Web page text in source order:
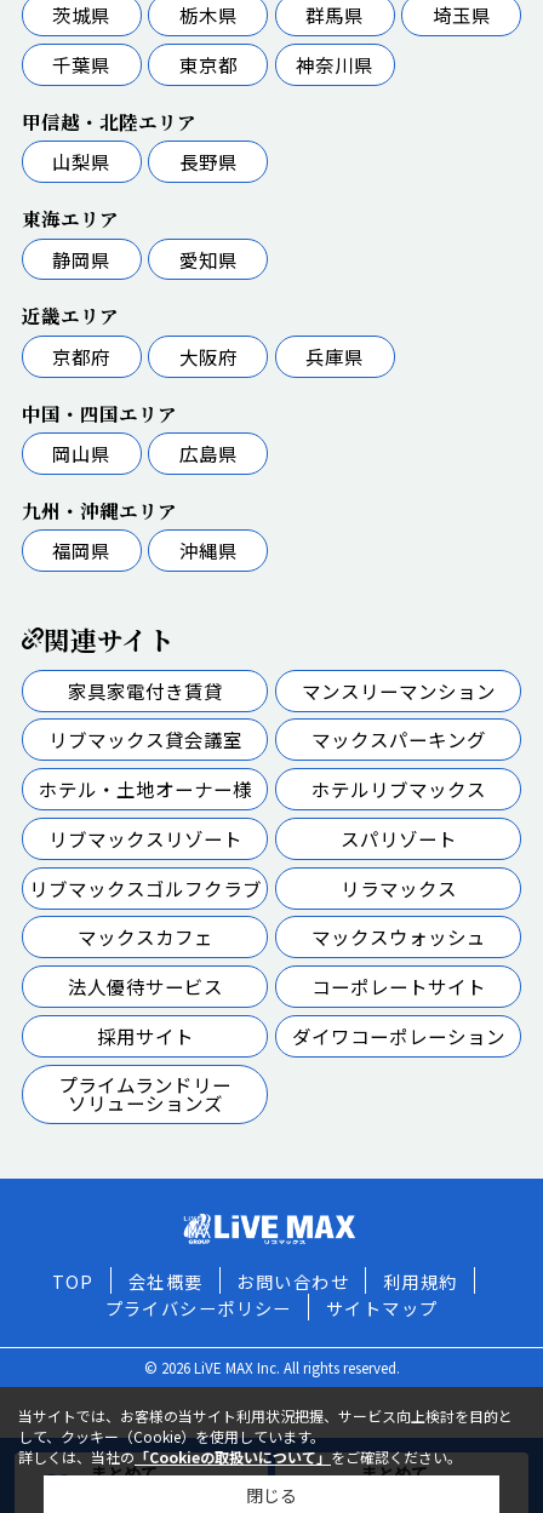
まとめて
まとめて
茨城県
栃木県 群馬県
埼玉県
千葉県
東京都 神奈川県
甲信越・北陸エリア
山梨県
長野県
東海エリア
静岡県
愛知県
近畿エリア
京都府
大阪府 兵庫県
中国・四国エリア
岡山県
広島県
九州・沖縄エリア
福岡県
沖縄県
関連サイト
家具家電付き賃貸
マンスリーマンション
リブマックス貸会議室
マックスパーキング
ホテル・土地オーナー様
ホテルリブマックス
リブマックスリゾート
スパリゾート
リブマックスゴルフクラブ
リラマックス
マックスカフェ
マックスウォッシュ
法人優待サービス
コーポレートサイト
採用サイト
ダイワコーポレーション
プライムランドリー
ソリューションズ
TOP 会社概要 お問い合わせ
利用規約
プライバシーポリシー
サイトマップ
© 2026 LiVE MAX Inc. All rights reserved.
当サイトでは、お客様の当サイト利用状況把握、サービス向上検討を目的と
して、クッキー（Cookie）を使用しています。
詳しくは、当社の「Cookieの取扱いについて」をご確認ください。
閉じる